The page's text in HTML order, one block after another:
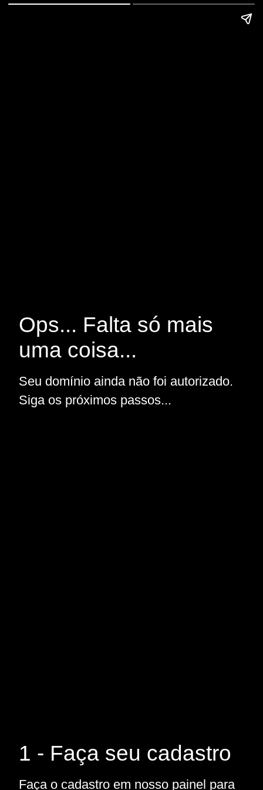
Ops... Falta só mais
uma coisa...
Seu domínio ainda não foi autorizado.
Siga os próximos passos...
1 - Faça seu cadastro
Faça o cadastro em nosso painel para